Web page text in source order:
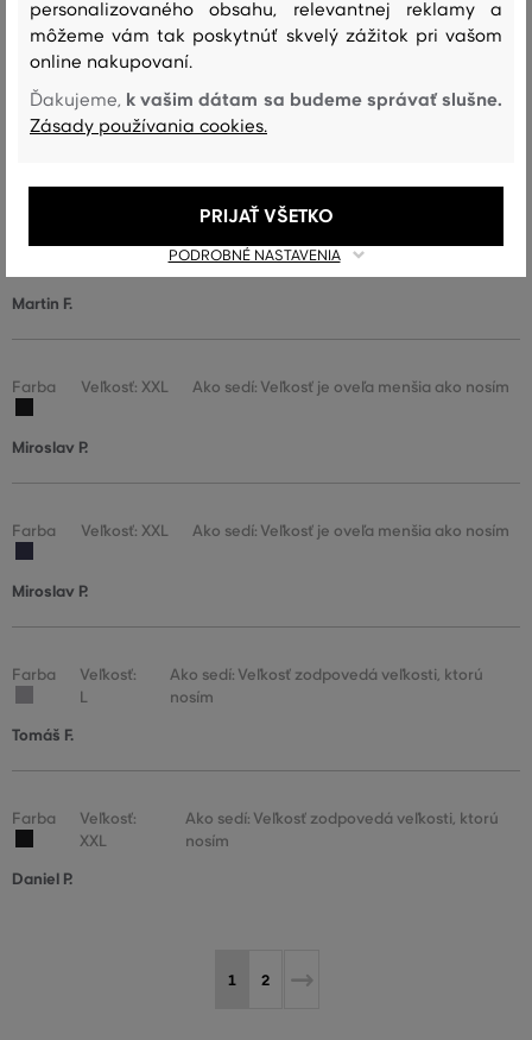
Nádherná polokošeľa, príjemný materiál, veľkosť sedí.
Farba
Veľkosť:
L
Ako sedí: Veľkosť zodpovedá veľkosti, ktorú
nosím
Farba
Veľkosť:
Ako sedí: Veľkosť zodpovedá veľkosti, ktorú
nosím
Martin F.
Farba Veľkosť: XXL Ako sedí: Veľkosť je oveľa menšia ako nosím
Miroslav P.
Farba Veľkosť: XXL Ako sedí: Veľkosť je oveľa menšia ako nosím
Miroslav P.
Farba
Veľkosť:
L
Ako sedí: Veľkosť zodpovedá veľkosti, ktorú
nosím
Tomáš F.
Farba
Veľkosť:
XXL
Ako sedí: Veľkosť zodpovedá veľkosti, ktorú
nosím
Daniel P.
1 2
personalizovaného obsahu, relevantnej reklamy a
môžeme vám tak poskytnúť skvelý zážitok pri vašom
online nakupovaní.
Ďakujeme, k vašim dátam sa budeme správať slušne.
Zásady používania cookies.
PODROBNÉ NASTAVENIA
PRIJAŤ VŠETKO